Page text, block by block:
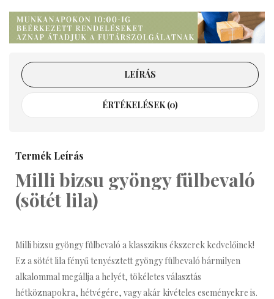
LEÍRÁS
ÉRTÉKELÉSEK (0)
Termék Leírás
Milli bizsu gyöngy fülbevaló
(sötét lila)
Milli bizsu gyöngy fülbevaló a klasszikus ékszerek kedvelőinek!
Ez a sötét lila fényű tenyésztett gyöngy fülbevaló bármilyen
alkalommal megállja a helyét, tökéletes választás
hétköznapokra, hétvégére, vagy akár kivételes eseményekre is.